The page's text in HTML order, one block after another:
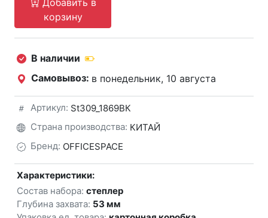
Добавить в
корзину
В наличии
Самовывоз: в понедельник, 10 августа
Артикул: St309_1869BК
Страна производства: КИТАЙ
Бренд: OFFICESPACE
Характеристики:
Состав набора: степлер
Глубина захвата: 53 мм